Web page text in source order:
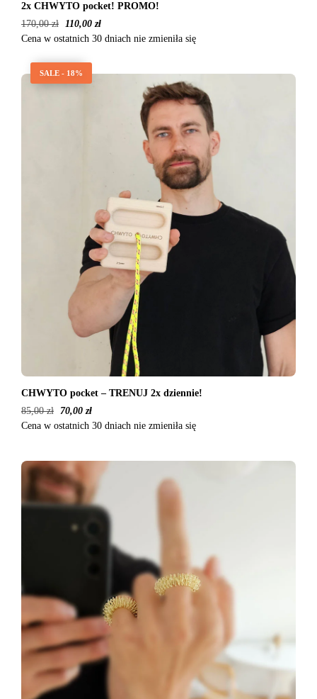
2x CHWYTO pocket! PROMO!
170,00zł 110,00zł
Cena w ostatnich 30 dniach nie zmieniła się
SALE - 18%
CHWYTO pocket – TRENUJ 2x dziennie!
85,00zł 70,00zł
Cena w ostatnich 30 dniach nie zmieniła się